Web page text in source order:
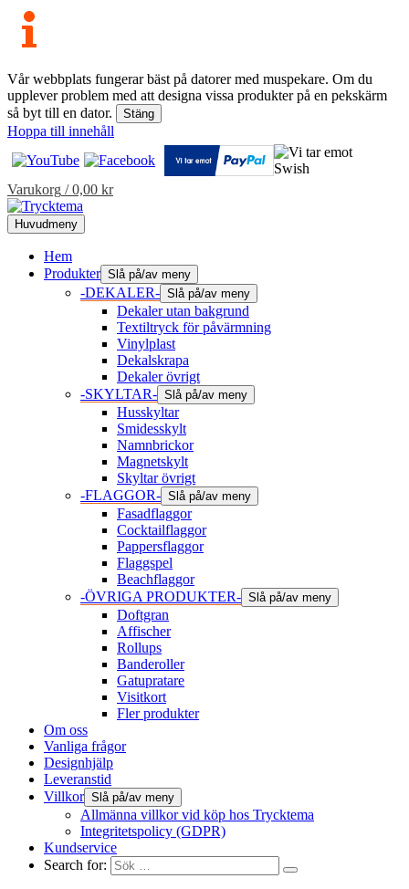
Vår webbplats fungerar bäst på datorer med muspekare. Om du
upplever problem med att designa vissa produkter på en pekskärm
så byt till en dator.
Stäng
Hoppa till innehåll
Varukorg /0,00 kr
Huvudmeny
Hem
Produkter Slå på/av meny
-DEKALER- Slå på/av meny
Dekaler utan bakgrund
Textiltryck för påvärmning
Vinylplast
Dekalskrapa
Dekaler övrigt
-SKYLTAR- Slå på/av meny
Husskyltar
Smidesskylt
Namnbrickor
Magnetskylt
Skyltar övrigt
-FLAGGOR- Slå på/av meny
Fasadflaggor
Cocktailflaggor
Pappersflaggor
Flaggspel
Beachflaggor
-ÖVRIGA PRODUKTER- Slå på/av meny
Doftgran
Affischer
Rollups
Banderoller
Gatupratare
Visitkort
Fler produkter
Om oss
Vanliga frågor
Designhjälp
Leveranstid
Villkor Slå på/av meny
Allmänna villkor vid köp hos Trycktema
Integritetspolicy (GDPR)
Kundservice
Search for: